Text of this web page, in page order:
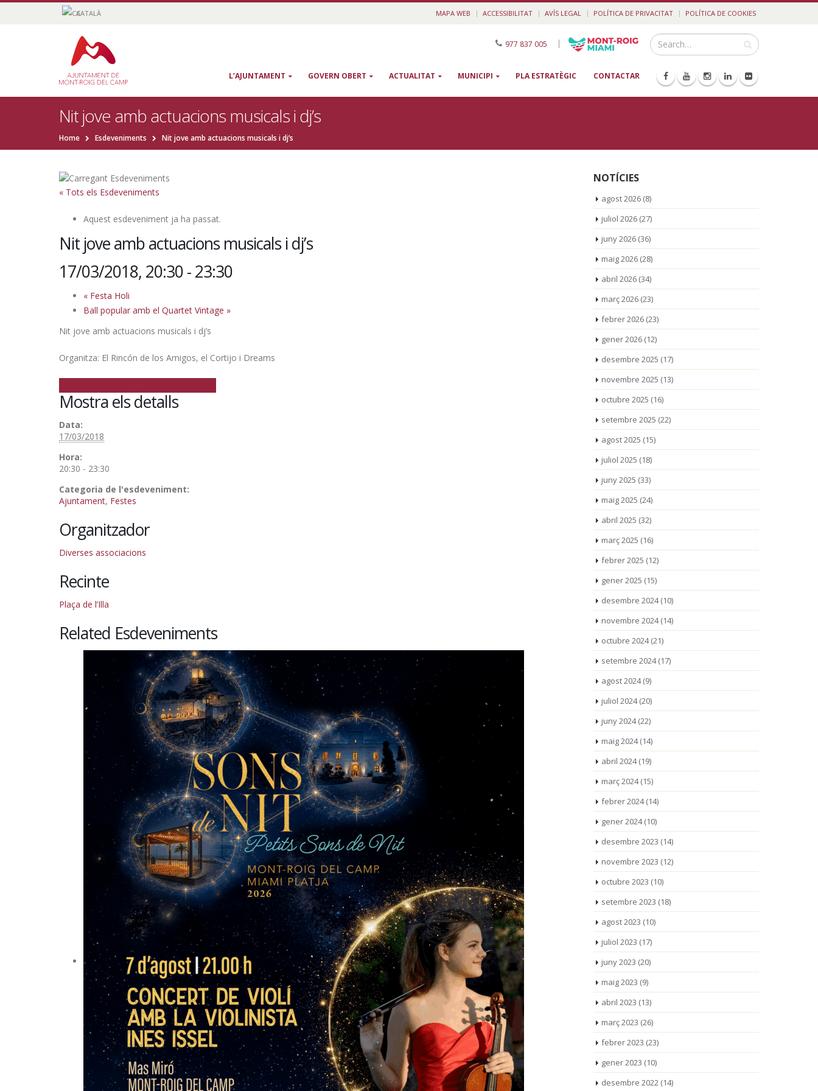
CATALÀ MAPA WEB ACCESSIBILITAT AVÍS LEGAL POLÍTICA DE PRIVACITAT POLÍTICA DE COOKIES
977 837 005 |
L’AJUNTAMENT GOVERN OBERT ACTUALITAT MUNICIPI PLA ESTRATÈGIC CONTACTAR
Nit jove amb actuacions musicals i dj’s
Home Esdeveniments Nit jove amb actuacions musicals i dj’s
« Tots els Esdeveniments
Aquest esdeveniment ja ha passat.
Nit jove amb actuacions musicals i dj’s
17/03/2018, 20:30-23:30
« Festa Holi
Ball popular amb el Quartet Vintage »
Nit jove amb actuacions musicals i dj’s
Organitza: El Rincón de los Amigos, el Cortijo i Dreams
Mostra els detalls
Data:
17/03/2018
Hora:
20:30 - 23:30
Categoria de l'esdeveniment:
Ajuntament, Festes
Organitzador
Diverses associacions
Recinte
Plaça de l’Illa
Related Esdeveniments
NOTÍCIES
agost 2026(8)
juliol 2026(27)
juny 2026(36)
maig 2026(28)
abril 2026(34)
març 2026(23)
febrer 2026(23)
gener 2026(12)
desembre 2025 (17)
novembre 2025 (13)
octubre 2025 (16)
setembre 2025 (22)
agost 2025 (15)
juliol 2025 (18)
juny 2025 (33)
maig 2025 (24)
abril 2025 (32)
març 2025 (16)
febrer 2025 (12)
gener 2025 (15)
desembre 2024(10)
novembre 2024(14)
octubre 2024(21)
setembre 2024(17)
agost 2024(9)
juliol 2024(20)
juny 2024(22)
maig 2024(14)
abril 2024(19)
març 2024(15)
febrer 2024(14)
gener 2024(10)
desembre 2023 (14)
novembre 2023 (12)
octubre 2023 (10)
setembre 2023 (18)
agost 2023 (10)
juliol 2023 (17)
juny 2023 (20)
maig 2023 (9)
abril 2023 (13)
març 2023 (26)
febrer 2023 (23)
gener 2023 (10)
desembre 2022(14)